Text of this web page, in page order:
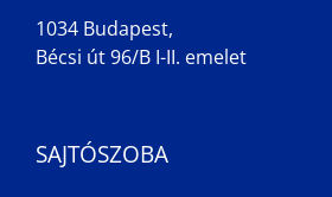
1034 Budapest,
Bécsi út 96/B I-II. emelet
SAJTÓSZOBA